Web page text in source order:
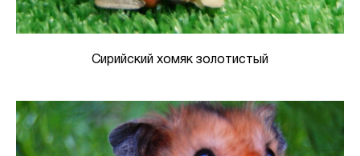
Сирийский хомяк золотистый